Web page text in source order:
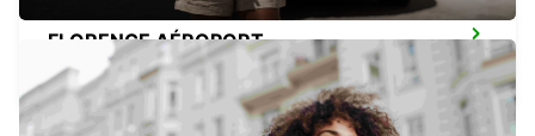
FLORENCE AÉROPORT
FIRENZE - ITALY